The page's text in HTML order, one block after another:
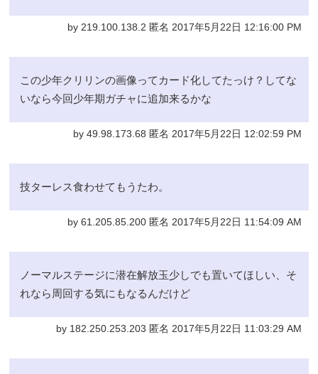
by 219.100.138.2 匿名 2017年5月22日 12:16:00 PM
この少年クリリンの画像ってカード化してたっけ？してな
いなら今回少年期ガチャに追加来るかな
by 49.98.173.68 匿名 2017年5月22日 12:02:59 PM
技ターレス食わせてもうたわ。
by 61.205.85.200 匿名 2017年5月22日 11:54:09 AM
ノーマルステージに潜在解放玉少しでも置いてほしい、そ
れなら周回する気にもなるんだけど
by 182.250.253.203 匿名 2017年5月22日 11:03:29 AM